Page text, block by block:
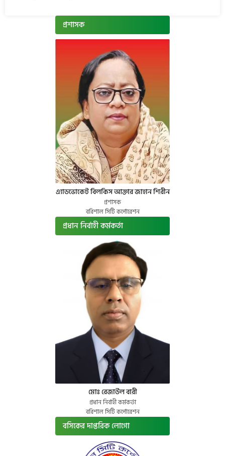
প্রশাসক
এ্যাডভোকেট বিলকিস আক্তার জাহান শিরীন
প্রশাসক
বরিশাল সিটি কর্পোরেশন
প্রধান নির্বাহী কর্মকর্তা
মোঃ রেজাউল বারী
প্রধান নির্বাহী কর্মকর্তা
বরিশাল সিটি কর্পোরেশন
বসিকের দাপ্তরিক লোগো